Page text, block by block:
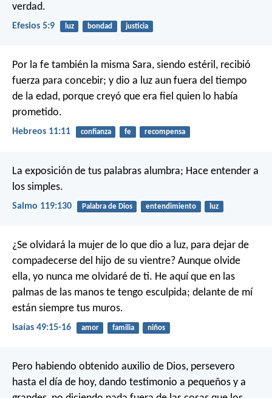
verdad.
Efesios 5:9 luz bondad justicia
Por la fe también la misma Sara, siendo estéril, recibió
fuerza para concebir; y dio a luz aun fuera del tiempo
de la edad, porque creyó que era fiel quien lo había
prometido.
Hebreos 11:11 confianza fe recompensa
La exposición de tus palabras alumbra; Hace entender a
los simples.
Salmo 119:130 Palabra de Dios entendimiento luz
¿Se olvidará la mujer de lo que dio a luz, para dejar de
compadecerse del hijo de su vientre? Aunque olvide
ella, yo nunca me olvidaré de ti. He aquí que en las
palmas de las manos te tengo esculpida; delante de mí
están siempre tus muros.
Isaías 49:15-16 amor familia niños
Pero habiendo obtenido auxilio de Dios, persevero
hasta el día de hoy, dando testimonio a pequeños y a